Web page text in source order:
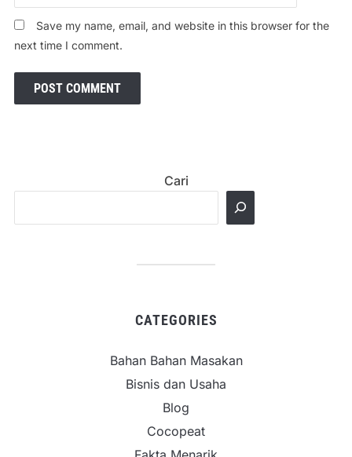
Save my name, email, and website in this browser for the
next time I comment.
Cari
CATEGORIES
Bahan Bahan Masakan
Bisnis dan Usaha
Blog
Cocopeat